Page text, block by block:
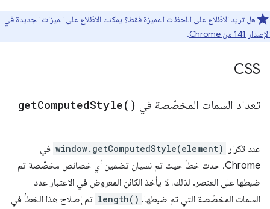
هل تريد الاطّلاع على اللحظات المميزة فقط؟ يمكنك الاطّلاع على الميزات الجديدة في
الإصدار 141 من Chrome
.
CSS
تعداد السمات المخصّصة في getComputedStyle( )
عند تكرار window.getComputedStyle(element) في
Chrome، حدث خطأ حيث تم نسيان تضمين أي خصائص مخصّصة تم
ضبطها على العنصر. لذلك، لا يأخذ الكائن المعروض في الاعتبار عدد
السمات المخصّصة التي تم ضبطها. length() تم إصلاح هذا الخطأ في